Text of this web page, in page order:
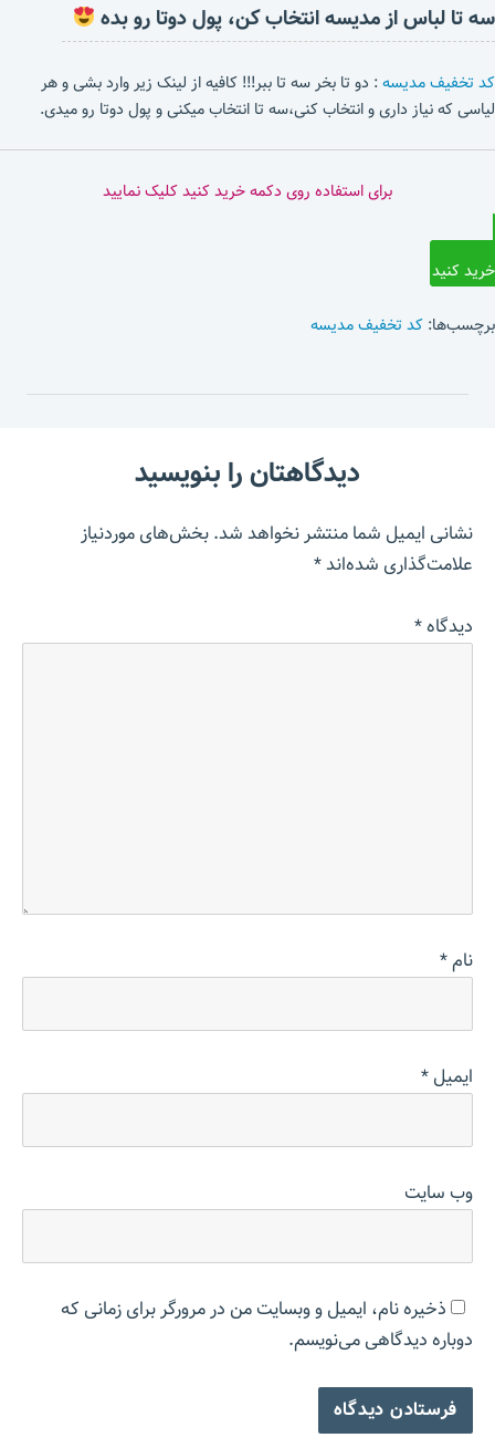
سه تا لباس از مدیسه انتخاب کن، پول دوتا رو بده
کد تخفیف مدیسه: دو تا بخر سه تا ببر!!! کافیه از لینک زیر وارد بشی و هر
لیاسی که نیاز داری و انتخاب کنی،سه تا انتخاب میکنی و پول دوتا رو میدی.
برای استفاده روی دکمه خرید کنید کلیک نمایید
خرید کنید
برچسب‌ها: کد تخفیف مدیسه
دیدگاهتان را بنویسید
نشانی ایمیل شما منتشر نخواهد شد.بخش‌های موردنیاز
علامت‌گذاری شده‌اند*
دیدگاه*
نام*
ایمیل*
وب‌ سایت
ذخیره نام، ایمیل و وبسایت من در مرورگر برای زمانی که
دوباره دیدگاهی می‌نویسم.